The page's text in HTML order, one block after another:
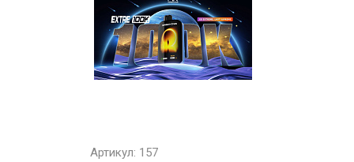
Артикул: 157